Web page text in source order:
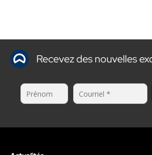
Recevez des nouvelles